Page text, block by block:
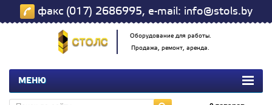
факс (017) 2686995, e-mail: info@stols.by
Оборудование для работы.
Продажа, ремонт, аренда.
МЕНЮ